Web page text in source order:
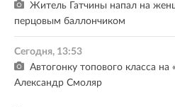
Житель Гатчины напал на
перцовым баллончиком
Сегодня, 13:53
Автогонку топового класса
Александр Смоляр